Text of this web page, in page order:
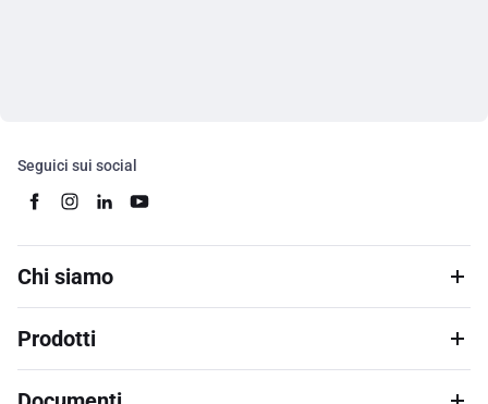
Seguici sui social
Chi siamo
Prodotti